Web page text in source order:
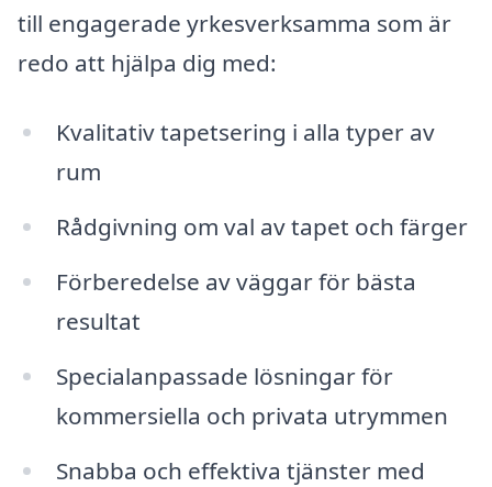
till engagerade yrkesverksamma som är
redo att hjälpa dig med:
Kvalitativ tapetsering i alla typer av
rum
Rådgivning om val av tapet och färger
Förberedelse av väggar för bästa
resultat
Specialanpassade lösningar för
kommersiella och privata utrymmen
Snabba och effektiva tjänster med